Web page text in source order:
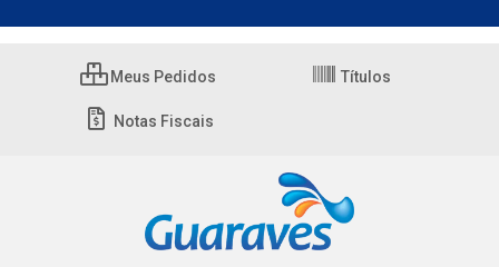
Meus Pedidos Títulos
Notas Fiscais